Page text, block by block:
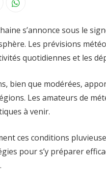
s’annonce sous le
Les prévisions
quotidiennes et les
bien que modérées,
Les amateurs de
à venir.
ces conditions
pour s’y préparer